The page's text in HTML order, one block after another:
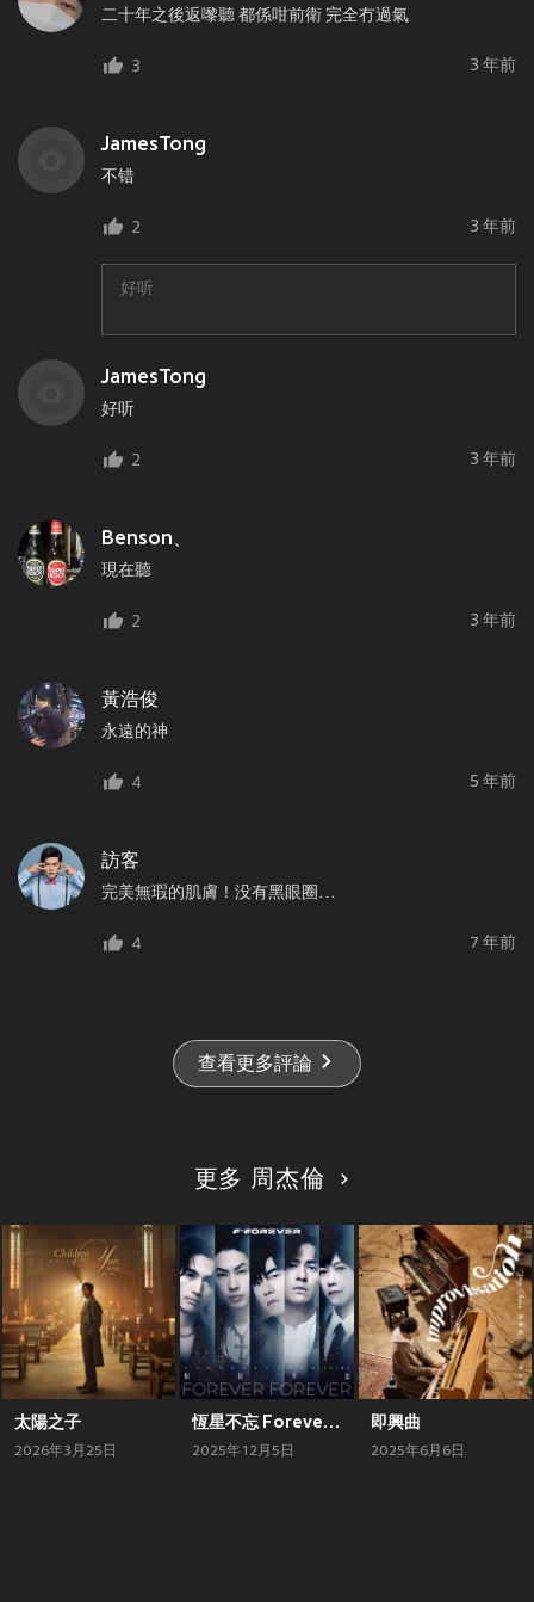
二十年之後返嚟聽 都係咁前衛 完全冇過氣
3 3 年前
JamesTong
不错
2 3 年前
好听
JamesTong
好听
2 3 年前
Benson、
現在聽
2 3 年前
黃浩俊
永遠的神
4 5 年前
訪客
完美無瑕的肌膚！没有黑眼圈…
4 7 年前
查看更多評論
更多 周杰倫
太陽之子
2026年3月25日
恆星不忘 Forever Forever
2025年12月5日
即興曲
2025年6月6日